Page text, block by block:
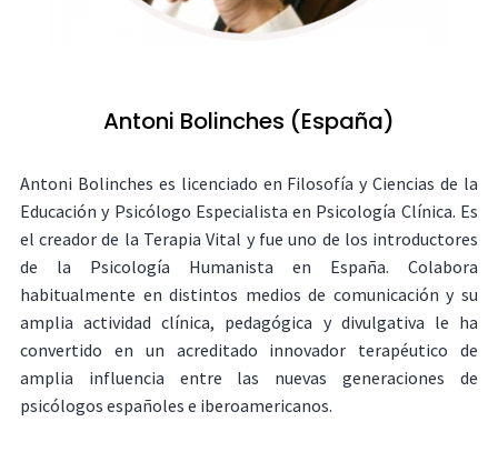
Antoni Bolinches (España)
Antoni Bolinches es licenciado en Filosofía y Ciencias de la
Educación y Psicólogo Especialista en Psicología Clínica. Es
el creador de la Terapia Vital y fue uno de los introductores
de la Psicología Humanista en España. Colabora
habitualmente en distintos medios de comunicación y su
amplia actividad clínica, pedagógica y divulgativa le ha
convertido en un acreditado innovador terapéutico de
amplia influencia entre las nuevas generaciones de
psicólogos españoles e iberoamericanos.